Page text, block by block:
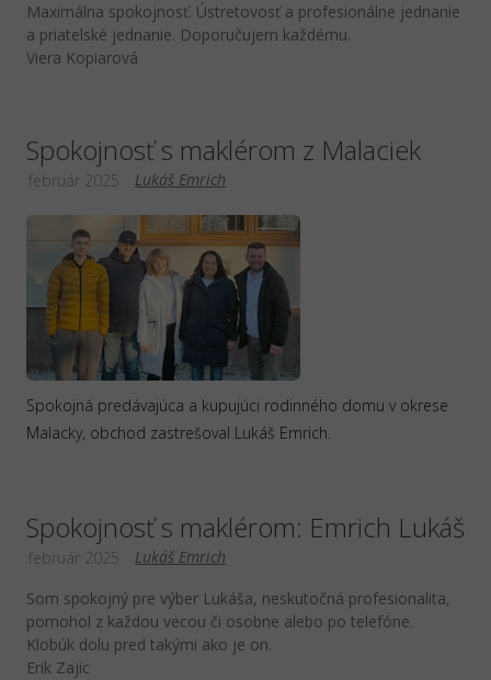
Maximálna spokojnosť. Ústretovosť a profesionálne jednanie
a priatelské jednanie. Doporučujem každému.
Viera Kopiarová
Spokojnosť s maklérom z Malaciek
Lukáš Emrich
február 2025
Spokojná predávajúca a kupujúci rodinného domu v okrese
Malacky, obchod zastrešoval Lukáš Emrich.
Spokojnosť s maklérom: Emrich Lukáš
Lukáš Emrich
február 2025
Som spokojný pre výber Lukáša, neskutočná profesionalita,
pomohol z každou vecou či osobne alebo po telefóne.
Klobúk dolu pred takými ako je on.
Erik Zajic